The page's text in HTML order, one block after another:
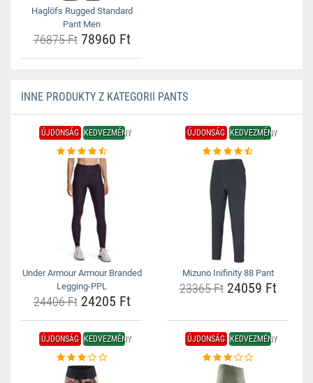
Haglöfs Rugged Standard
Pant Men
76875 Ft78960 Ft
INNE PRODUKTY Z KATEGORII PANTS
ÚJDONSÁG KEDVEZMÉNY
Under Armour Armour Branded
Legging-PPL
24406 Ft24205 Ft
ÚJDONSÁG KEDVEZMÉNY
Mizuno Inifinity 88 Pant
23365 Ft24059 Ft
ÚJDONSÁG KEDVEZMÉNY ÚJDONSÁG KEDVEZMÉNY